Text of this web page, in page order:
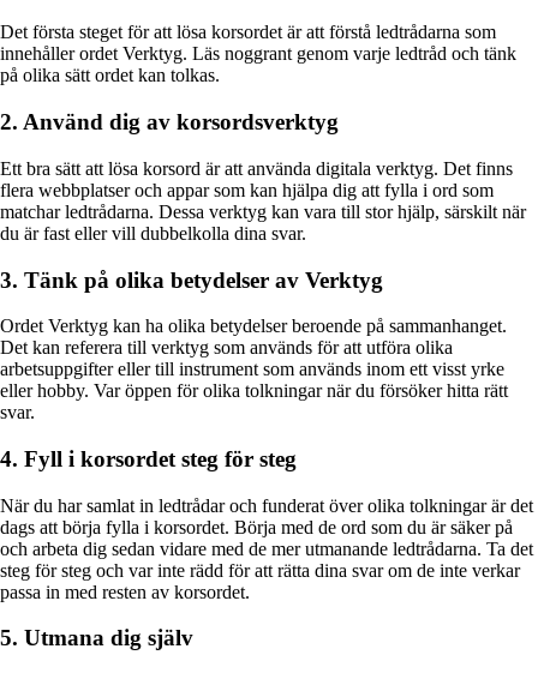
Det första steget för att lösa korsordet är att förstå ledtrådarna som
innehåller ordet Verktyg. Läs noggrant genom varje ledtråd och tänk
på olika sätt ordet kan tolkas.
2. Använd dig av korsordsverktyg
Ett bra sätt att lösa korsord är att använda digitala verktyg. Det finns
flera webbplatser och appar som kan hjälpa dig att fylla i ord som
matchar ledtrådarna. Dessa verktyg kan vara till stor hjälp, särskilt när
du är fast eller vill dubbelkolla dina svar.
3. Tänk på olika betydelser av Verktyg
Ordet Verktyg kan ha olika betydelser beroende på sammanhanget.
Det kan referera till verktyg som används för att utföra olika
arbetsuppgifter eller till instrument som används inom ett visst yrke
eller hobby. Var öppen för olika tolkningar när du försöker hitta rätt
svar.
4. Fyll i korsordet steg för steg
När du har samlat in ledtrådar och funderat över olika tolkningar är det
dags att börja fylla i korsordet. Börja med de ord som du är säker på
och arbeta dig sedan vidare med de mer utmanande ledtrådarna. Ta det
steg för steg och var inte rädd för att rätta dina svar om de inte verkar
passa in med resten av korsordet.
5. Utmana dig själv